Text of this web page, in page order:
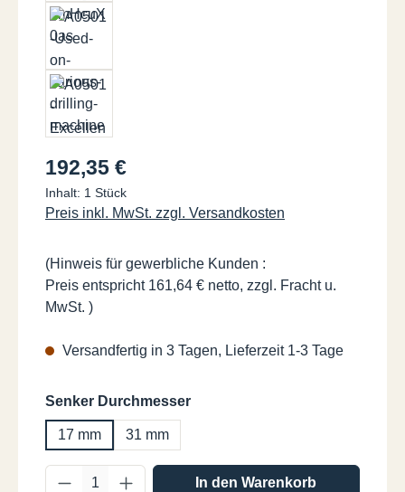
Regulärer Preis:
192,35 €
Inhalt: 1 Stück
Preis inkl. MwSt. zzgl. Versandkosten
(Hinweis für gewerbliche Kunden :
Preis entspricht 161,64 € netto, zzgl. Fracht u.
MwSt. )
Versandfertig in 3 Tagen, Lieferzeit 1-3 Tage
Senker Durchmesserauswählen
17 mm 31 mm
Produkt Anzahl: Gib den gewünschten
In den Warenkorb